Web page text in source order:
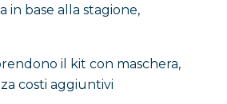
in base alla stagione,
il kit con maschera,
costi aggiuntivi